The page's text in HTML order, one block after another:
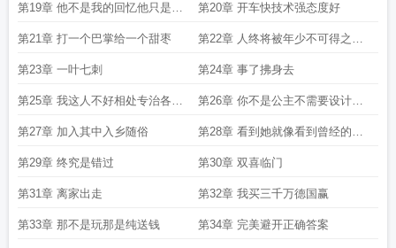
第19章 他不是我的回忆他只是我
的伤疤
第20章 开车快技术强态度好
第21章 打一个巴掌给一个甜枣 第22章 人终将被年少不可得之物
困其一生
第23章 一叶七刺 第24章 事了拂身去
第25章 我这人不好相处专治各种
不服
第26章 你不是公主不需要设计那
么情节
第27章 加入其中入乡随俗 第28章 看到她就像看到曾经的自
己
第29章 终究是错过 第30章 双喜临门
第31章 离家出走 第32章 我买三千万德国赢
第33章 那不是玩那是纯送钱 第34章 完美避开正确答案